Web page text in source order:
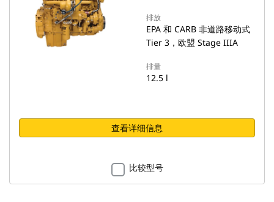
排放
EPA 和 CARB 非道路移动式
Tier 3，欧盟 Stage IIIA
排量
12.5 l
查看详细信息
比较型号